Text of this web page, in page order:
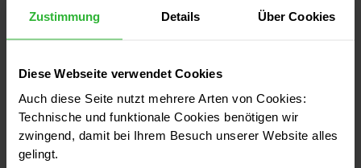
Zustimmung Details Über Cookies
Diese Webseite verwendet Cookies
Auch diese Seite nutzt mehrere Arten von Cookies:
Technische und funktionale Cookies benötigen wir
zwingend, damit bei Ihrem Besuch unserer Website alles
gelingt.
VERFASST VON
Sanierung
Mika Lehmann hat Online-Redaktion an der TH Köln
studiert und gehört seit 2018 zu den produktivsten
Autorinnen des Blauarbeit-Ratgebers. Kaum ein